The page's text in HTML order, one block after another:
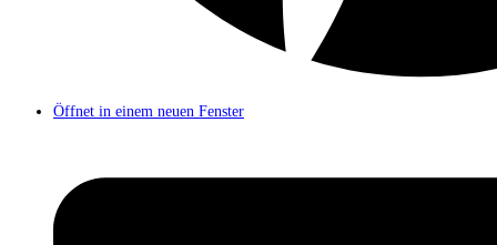
Öffnet in einem neuen Fenster